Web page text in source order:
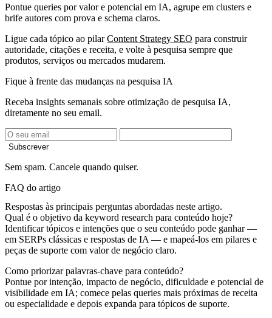
Pontue queries por valor e potencial em IA, agrupe em clusters e
brife autores com prova e schema claros.
Ligue cada tópico ao pilarContent Strategy SEO para construir
autoridade, citações e receita, e volte à pesquisa sempre que
produtos, serviços ou mercados mudarem.
Fique à frente das mudanças na pesquisa IA
Receba insights semanais sobre otimização de pesquisa IA,
diretamente no seu email.
Subscrever
Sem spam. Cancele quando quiser.
FAQ do artigo
Respostas às principais perguntas abordadas neste artigo.
Qual é o objetivo da keyword research para conteúdo hoje?
Identificar tópicos e intenções que o seu conteúdo pode ganhar —
em SERPs clássicas e respostas de IA — e mapeá-los em pilares e
peças de suporte com valor de negócio claro.
Como priorizar palavras-chave para conteúdo?
Pontue por intenção, impacto de negócio, dificuldade e potencial de
visibilidade em IA; comece pelas queries mais próximas de receita
ou especialidade e depois expanda para tópicos de suporte.